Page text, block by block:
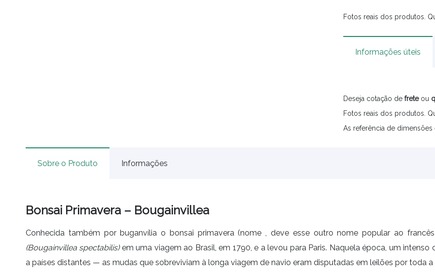
Fotos reais dos produtos.
Informações úteis
Deseja cotação de freteou
Fotos reais dos produtos.
As referência de
Sobre o Produto Informações
Bonsai Primavera – Bougainvillea
Conhecida também por buganvília o bonsai primavera (nome , deve esse outro nome popular ao
(Bougainvillea spectabilis)em uma viagem ao Brasil, em 1790, e a levou para Paris. Naquela época, um
a países distantes — as mudas que sobreviviam à longa viagem de navio eram disputadas em leilões por toda a